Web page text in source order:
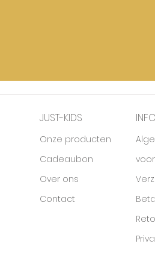
JUST-KIDS
Onze producten
Cadeaubon
Over ons
Contact